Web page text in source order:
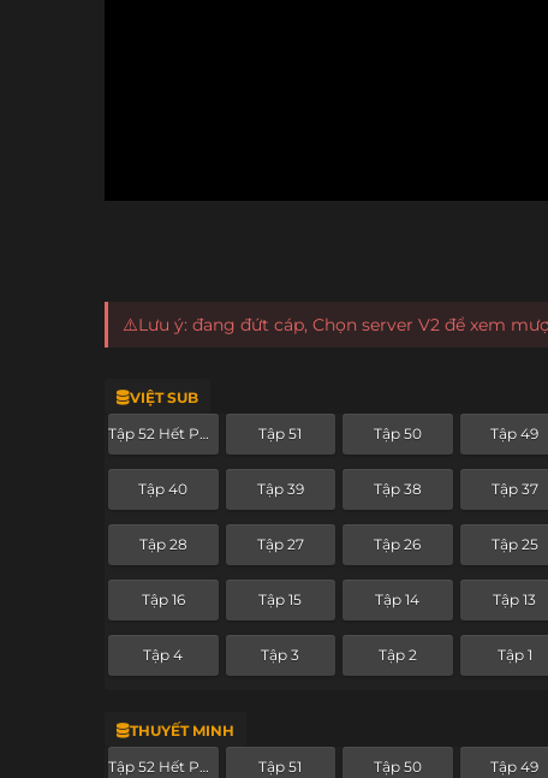
⚠️Lưu ý: đang đứt cáp, Chọn server V2 để xem
VIỆT SUB
Tập 52 Hết Phần Tập 51 Tập 50 Tập 49
Tập 40 Tập 39 Tập 38 Tập 37
Tập 28 Tập 27 Tập 26 Tập 25
Tập 16 Tập 15 Tập 14 Tập 13
Tập 4 Tập 3 Tập 2 Tập 1
THUYẾT MINH
Tập 52 Hết Phần Tập 51 Tập 50 Tập 49